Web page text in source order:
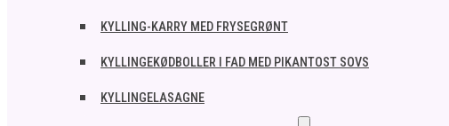
KYLLING-KARRY MED FRYSEGRØNT
KYLLINGEKØDBOLLER I FAD MED PIKANTOST SOVS
KYLLINGELASAGNE